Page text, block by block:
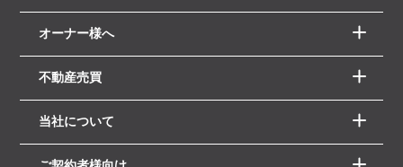
オーナー様へ
不動産売買
当社について